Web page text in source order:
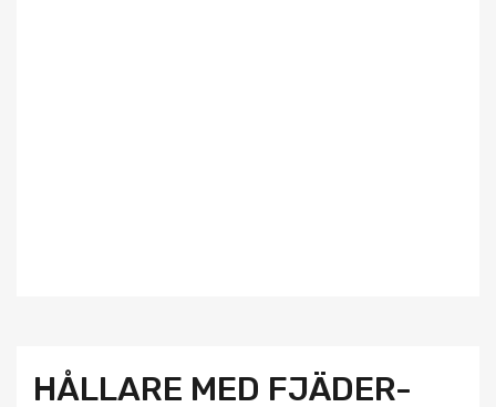
HÅLLARE MED FJÄDER-